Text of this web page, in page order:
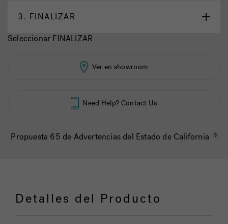
3. FINALIZAR
Seleccionar FINALIZAR
Ver en showroom
Need Help? Contact Us
Propuesta 65 de Advertencias del Estado de California
Detalles del Producto